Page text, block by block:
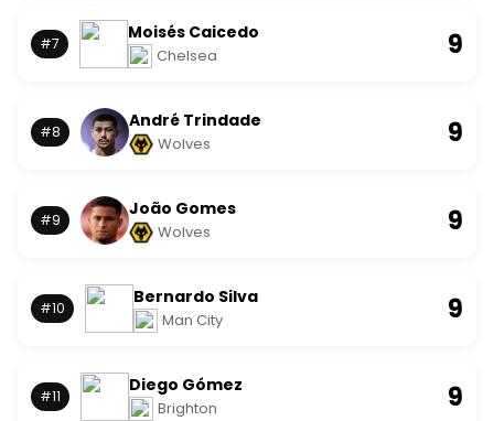
#7
Moisés Caicedo
Chelsea 9
#8
André Trindade
Wolves 9
#9
João Gomes
Wolves 9
#10
Bernardo Silva
Man City 9
#11
Diego Gómez
Brighton 9